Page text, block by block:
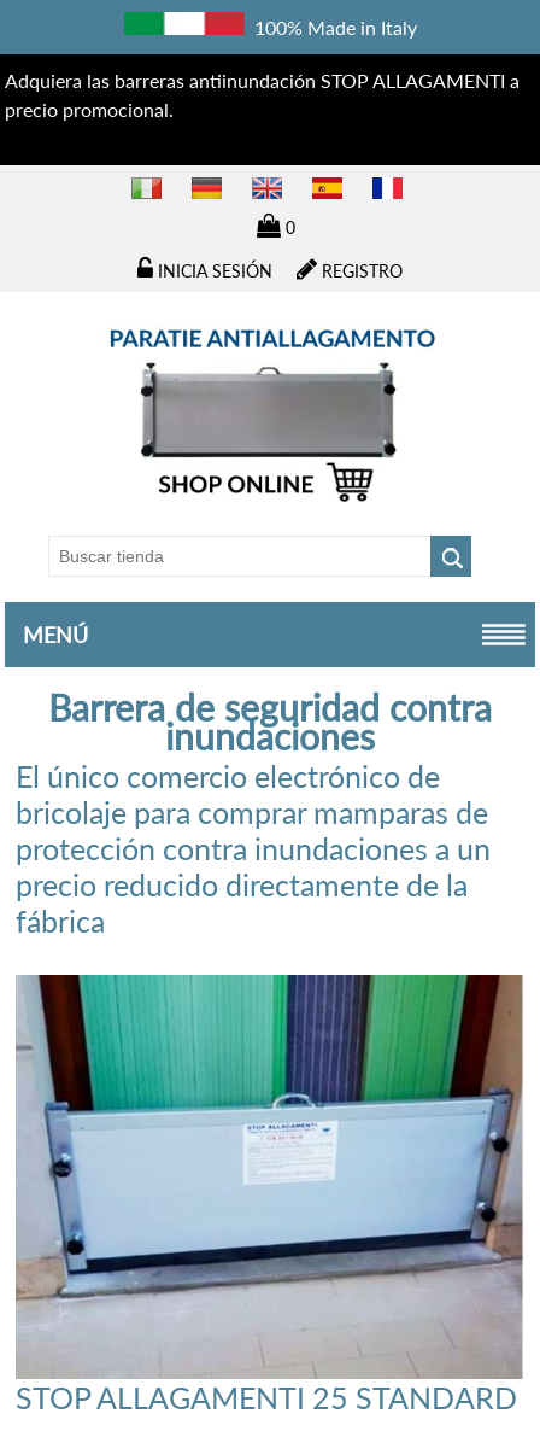
100% Made in Italy
Adquiera las barreras antiinundación STOP ALLAGAMENTI a
precio promocional.
0
REGISTRO
INICIA SESIÓN
MENÚ
Barrera de seguridad contra
inundaciones
El único comercio electrónico de
bricolaje para comprar mamparas de
protección contra inundaciones a un
precio reducido directamente de la
fábrica
STOP ALLAGAMENTI 25 STANDARD